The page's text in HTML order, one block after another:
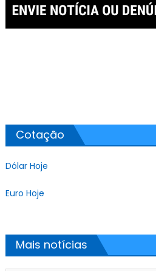
Cotação
Dólar Hoje
Euro Hoje
Mais notícias